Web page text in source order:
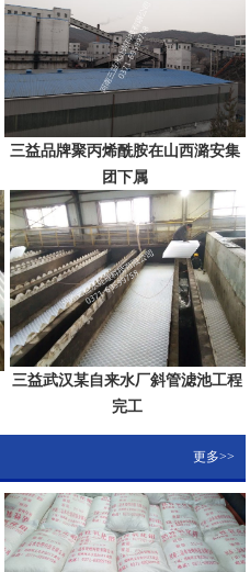
三益品牌聚丙烯酰胺在山西潞安集
团下属
三益武汉某自来水厂斜管滤池工程
完工
更多>>